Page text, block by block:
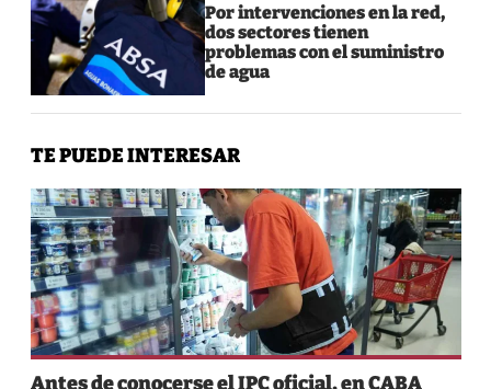
Por intervenciones en la red,
dos sectores tienen
problemas con el suministro
de agua
TE PUEDE INTERESAR
Antes de conocerse el IPC oficial, en CABA